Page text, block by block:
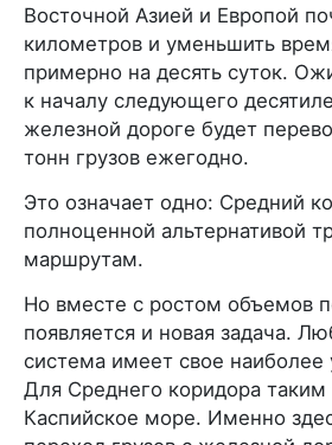
Восточной Азией и Европой
километров и уменьшить
примерно на десять суток.
к началу следующего
железной дороге будет
тонн грузов ежегодно.
Это означает одно: Средний
полноценной альтернативой
маршрутам.
Но вместе с ростом объемов
появляется и новая задача.
система имеет свое наиболее
Для Среднего коридора таким
Каспийское море. Именно